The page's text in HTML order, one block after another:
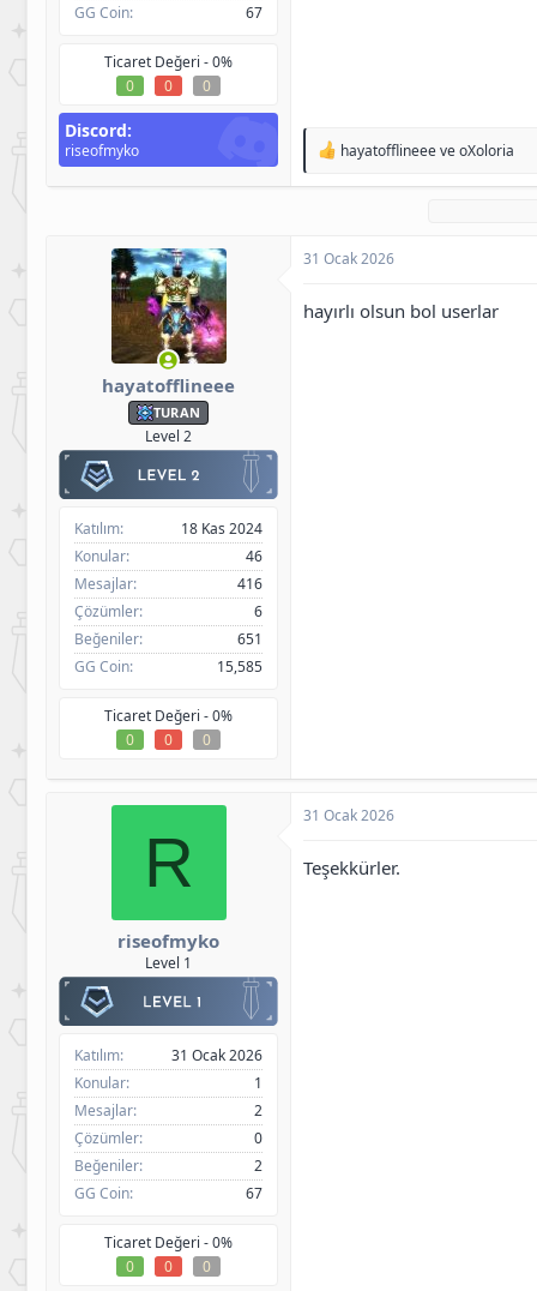
GG Coin
67
Ticaret Değeri -0%
0
0 0
Discord
riseofmyko
T
p
e
hayatofflineeeveoXoloria
hayatofflineee
TURAN
Level 2
Katılım
18 Kas 2024
Konular
46
Mesajlar
416
Çözümler
6
Beğeniler
651
GG Coin
15,585
Ticaret Değeri -0%
0
0 0
31 Ocak 2026
hayırlı olsun bol userlar
R
riseofmyko
Level 1
Katılım
31 Ocak 2026
Konular
1
Mesajlar
2
Çözümler
0
Beğeniler
2
GG Coin
67
Ticaret Değeri -0%
0
0 0
31 Ocak 2026
Teşekkürler.